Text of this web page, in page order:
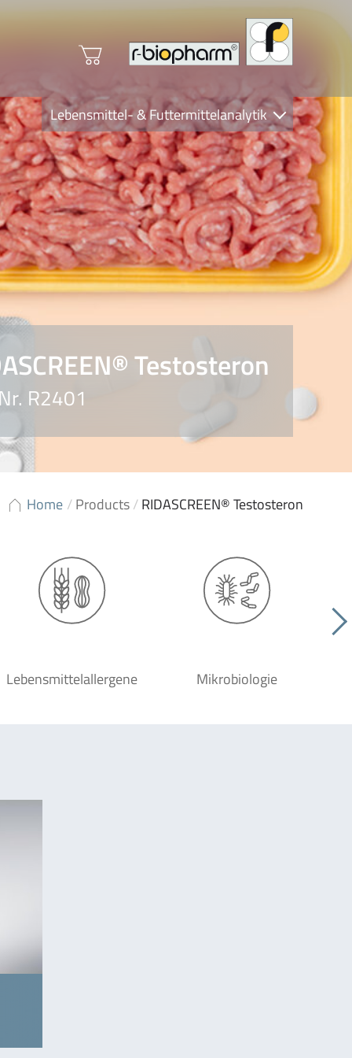
Lebensmittel- & Futtermittelanalytik
Clinical Diagnostics
R-Biopharm AG
Nutrition Care
Testosteron
R2401
Home /Products/RIDASCREEN® Testosteron
Lebensmittelallergene Mikrobiologie